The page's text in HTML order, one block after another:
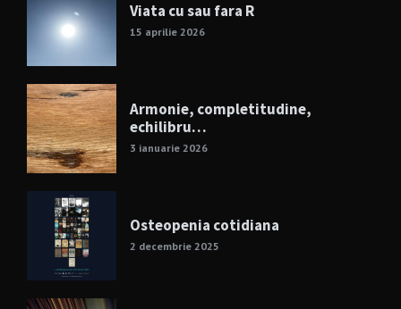
Viata cu sau fara R
15 aprilie 2026
Armonie, completitudine,
echilibru…
3 ianuarie 2026
Osteopenia cotidiana
2 decembrie 2025